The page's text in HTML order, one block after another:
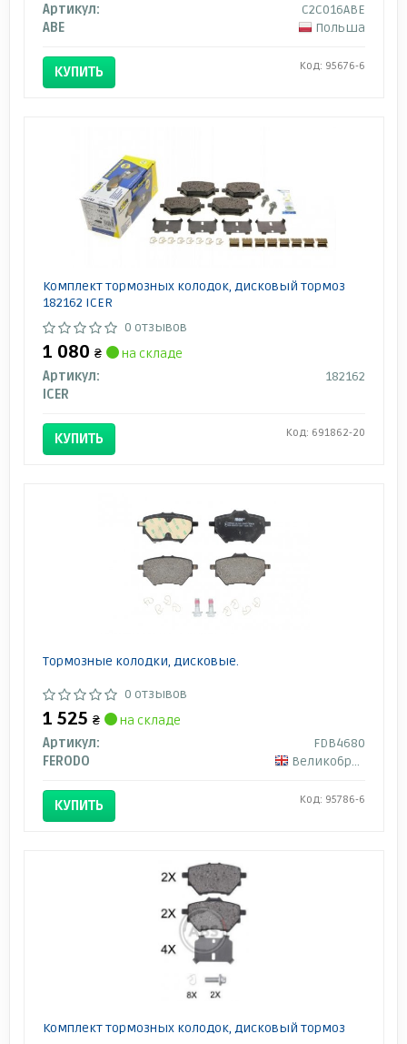
Артикул:
C2C016ABE
ABE
Польша
КУПИТЬ Код: 95676-6
Комплект тормозных колодок, дисковый тормоз
182162 ICER
0 отзывов
1 080 ₴
на складе
Артикул:
182162
ICER
КУПИТЬ Код: 691862-20
Тормозные колодки, дисковые.
0 отзывов
1 525 ₴
на складе
Артикул:
FDB4680
FERODO
Великобритания
КУПИТЬ Код: 95786-6
Комплект тормозных колодок, дисковый тормоз